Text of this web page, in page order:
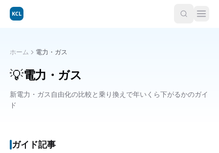
KCL
ホーム 電力・ガス
💡電力・ガス
新電力・ガス自由化の比較と乗り換えで年いくら下がるかのガイ
ド
ガイド記事